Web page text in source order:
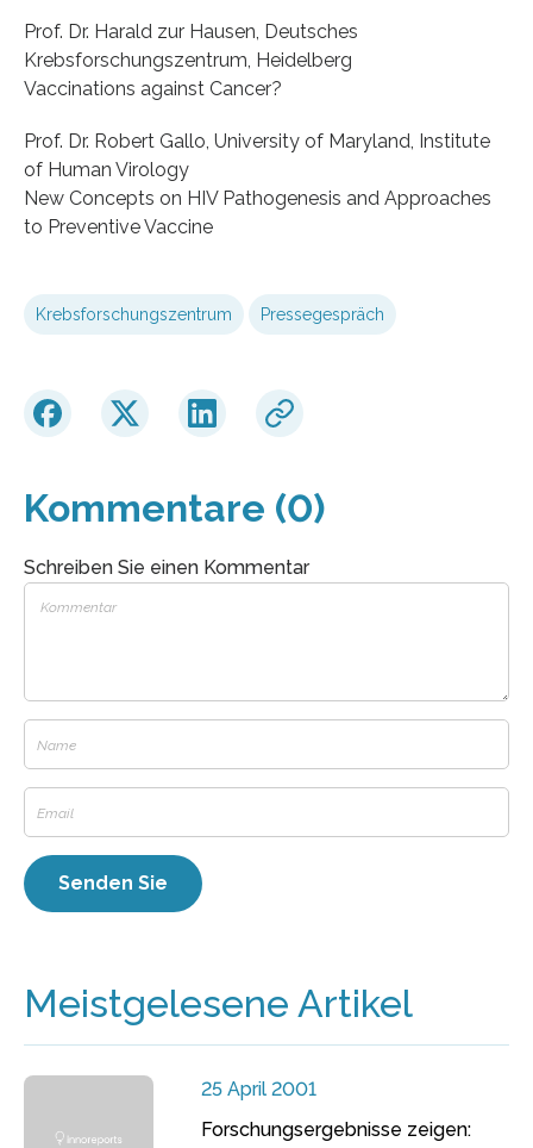
Prof. Dr. Harald zur Hausen, Deutsches
Krebsforschungszentrum, Heidelberg
Vaccinations against Cancer?
Prof. Dr. Robert Gallo, University of Maryland, Institute
of Human Virology
New Concepts on HIV Pathogenesis and Approaches
to Preventive Vaccine
Krebsforschungszentrum Pressegespräch
Kommentare (0)
Schreiben Sie einen Kommentar
Meistgelesene Artikel
25 April 2001
Forschungsergebnisse zeigen: